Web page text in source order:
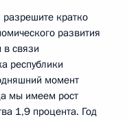
кратко
развития
в связи
республики
момент
мы имеем рост
1,9 процента. Год